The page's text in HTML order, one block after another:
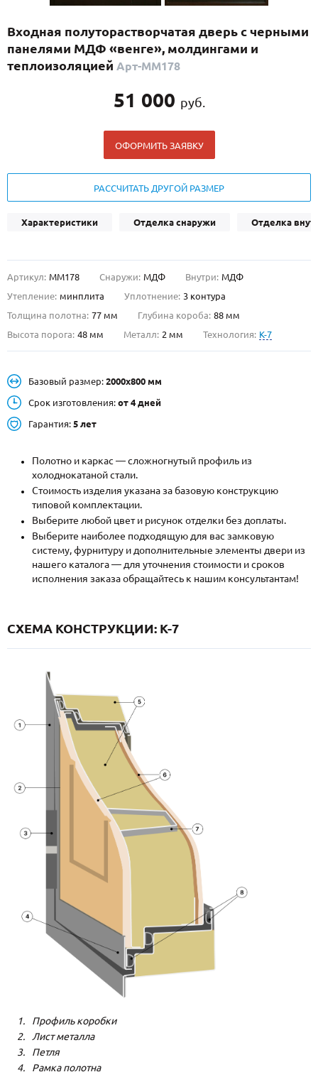
С реечным дизайном(29)
ПО НАЗНАЧЕНИЮ
ПО ОСОБЕННОСТЯМ
Популярные двери
Двери со скидкой
ДВЕРИ С ТЕРМОРАЗРЫВОМ
ГАЛЕРЕЯ
ОПЛАТА
УСТАНОВКА
КОНТАКТЫ
Металлические двери от производителя с доставкой и установкой в
НАЙТИ:
ПН-СБ - с 9:00 до 21:00, ВС - до 19:00
+7 (495) 411-44-41
INFO@META-M.RU
ЗАПРОСИТЬ РАСЧЕТ
Записаться на замер
Входная полуторастворчатая дверь с черными
панелями МДФ «венге», молдингами и
теплоизоляцией Арт-ММ178
51 000 руб.
ОФОРМИТЬ ЗАЯВКУ
РАССЧИТАТЬ ДРУГОЙ РАЗМЕР
Характеристики Отделка снаружи Отделка
Артикул: ММ178 Снаружи: МДФ Внутри: МДФ
Утепление: минплита Уплотнение: 3 контура
Толщина полотна: 77 мм Глубина короба: 88 мм
Высота порога: 48 мм Металл: 2 мм Технология: K-7
Базовый размер: 2000х800 мм
Срок изготовления: от 4 дней
Гарантия: 5 лет
Полотно и каркас — сложногнутый профиль из
холоднокатаной стали.
Стоимость изделия указана за базовую конструкцию
типовой комплектации.
Выберите любой цвет и рисунок отделки без доплаты.
Выберите наиболее подходящую для вас замковую
систему, фурнитуру и дополнительные элементы двери из
нашего каталога — для уточнения стоимости и сроков
исполнения заказа обращайтесь к нашим консультантам!
СХЕМА КОНСТРУКЦИИ: K-7
Профиль коробки
Лист металла
Петля
Рамка полотна